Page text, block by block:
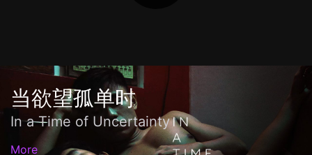
当欲望孤单时
In a Time of Uncertainty
More